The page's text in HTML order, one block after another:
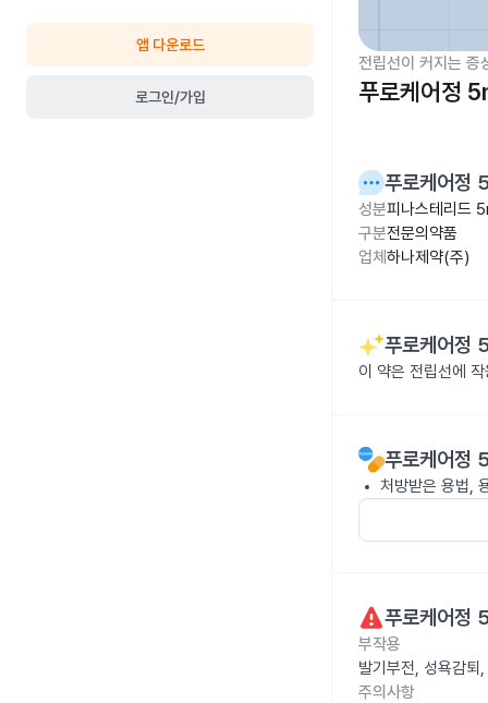
앱 다운로드
로그인/가입
전립선이 커지는 증
푸로케어정
푸로케어정
성분피나스테리드
구분전문의약품
업체 하나제약(주)
푸로케어정
이 약은 전립선에
푸로케어정
처방받은 용법,
푸로케어정
부작용
발기부전, 성욕감퇴
주의사항